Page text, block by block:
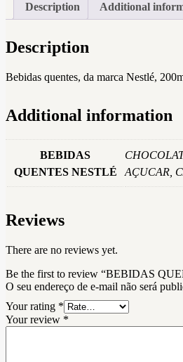
Description Additional
Description
Bebidas quentes, da marca Nestlé,
Additional information
BEBIDAS
QUENTES NESTLÉ
AÇUCAR,
Reviews
There are no reviews yet.
Be the first to review “BEBIDAS
O seu endereço de e-mail não será
Your rating *
Your review *